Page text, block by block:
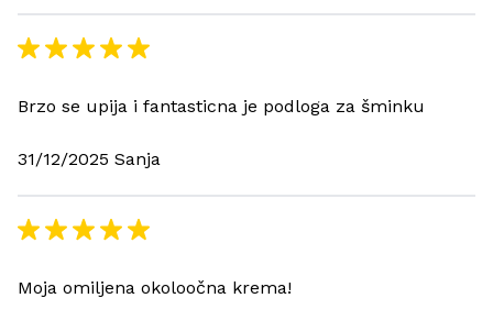
Brzo se upija i fantasticna je podloga za šminku
31/12/2025 Sanja
Moja omiljena okoloočna krema!